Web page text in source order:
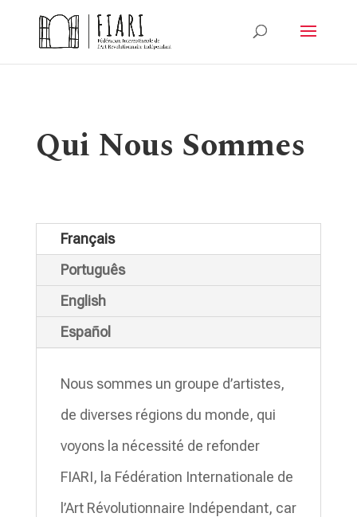
Qui Nous Sommes
Français
Português
English
Español
Nous sommes un groupe d’artistes,
de diverses régions du monde, qui
voyons la nécessité de refonder
FIARI, la Fédération Internationale de
l’Art Révolutionnaire Indépendant, car